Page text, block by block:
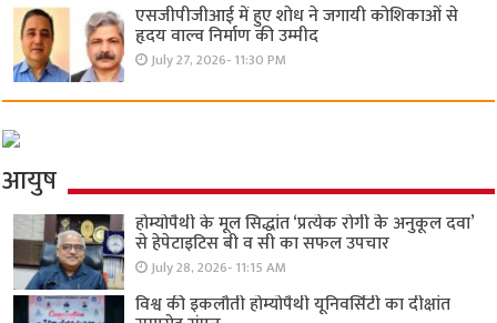
एसजीपीजीआई में हुए शोध ने जगायी कोशिकाओं से
हृदय वाल्व निर्माण की उम्मीद
July 27, 2026- 11:30 PM
आयुष
होम्योपैथी के मूल सिद्धांत ‘प्रत्येक रोगी केे अनुकूल दवा’
से हेपेटाइटिस बी व सी का सफल उपचार
July 28, 2026- 11:15 AM
विश्व की इकलौती होम्योपैथी यूनिवर्सिटी का दीक्षांत